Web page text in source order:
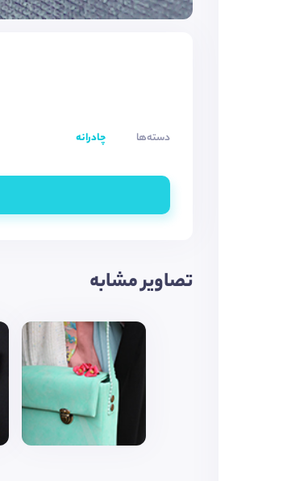
دسته‌ها چادرانه
تصاویر مشابه